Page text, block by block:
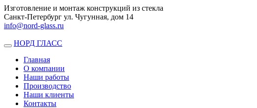
Изготовление и монтаж конструкций из стекла
Санкт-Петербург ул. Чугунная, дом 14
info@nord-glass.ru
Toggle
navigation
НОРД ГЛАСС
Главная
О компании
Наши работы
Производство
Наши клиенты
Контакты